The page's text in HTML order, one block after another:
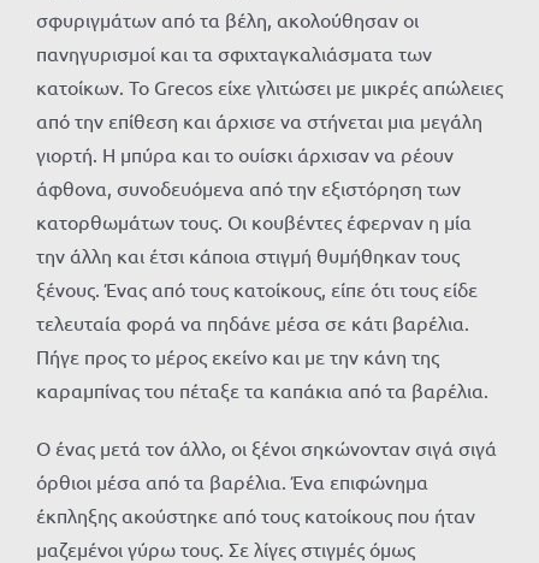
σφυριγμάτων από τα βέλη, ακολούθησαν οι
πανηγυρισμοί και τα σφιχταγκαλιάσματα των
κατοίκων. Το Grecos είχε γλιτώσει με μικρές απώλειες
από την επίθεση και άρχισε να στήνεται μια μεγάλη
γιορτή. Η μπύρα και το ουίσκι άρχισαν να ρέουν
άφθονα, συνοδευόμενα από την εξιστόρηση των
κατορθωμάτων τους. Οι κουβέντες έφερναν η μία
την άλλη και έτσι κάποια στιγμή θυμήθηκαν τους
ξένους. Ένας από τους κατοίκους, είπε ότι τους είδε
τελευταία φορά να πηδάνε μέσα σε κάτι βαρέλια.
Πήγε προς το μέρος εκείνο και με την κάνη της
καραμπίνας του πέταξε τα καπάκια από τα βαρέλια.
Ο ένας μετά τον άλλο, οι ξένοι σηκώνονταν σιγά σιγά
όρθιοι μέσα από τα βαρέλια. Ένα επιφώνημα
έκπληξης ακούστηκε από τους κατοίκους που ήταν
μαζεμένοι γύρω τους. Σε λίγες στιγμές όμως